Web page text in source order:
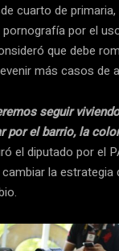
cuarto de
por el
que debe
más casos de
seguir
por el barrio, la
el diputado por el
la estrategia